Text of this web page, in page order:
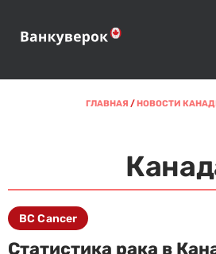
ГЛАВНАЯ /НОВОСТИ
Статистика рака в
BC Cancer